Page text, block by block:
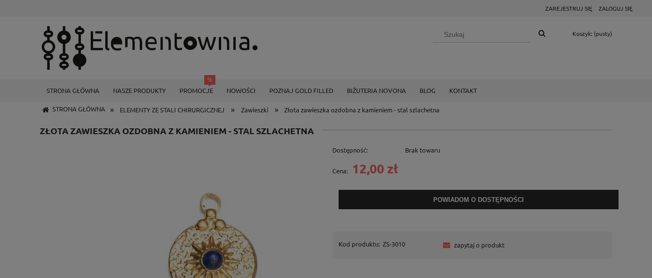
ZAREJESTRUJ SIĘ ZALOGUJ SIĘ
Koszyk: (pusty)
STRONA GŁÓWNA NASZE PRODUKTY PROMOCJE NOWOŚCI POZNAJ GOLD FILLED BIŻUTERIA NOVONA BLOG KONTAKT
STRONA GŁÓWNA » ELEMENTY ZE STALI CHIRURGICZNEJ » Zawieszki » Złota zawieszka ozdobna z kamieniem - stal szlachetna
ZŁOTA ZAWIESZKA OZDOBNA Z KAMIENIEM - STAL SZLACHETNA
Dostępność: Brak towaru
Cena: 12,00 zł
POWIADOM O DOSTĘPNOŚCI
Kod produktu: ZS-3010 zapytaj o produkt